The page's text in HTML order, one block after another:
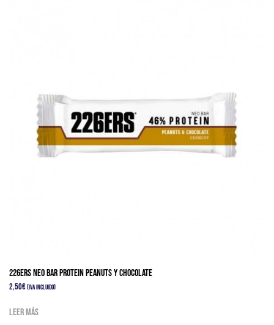
226ERS NEO BAR PROTEIN peanuts y chocolate
2,50€(IVA Incluido)
Leer más